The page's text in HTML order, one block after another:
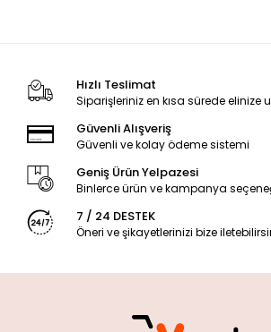
Hızlı Teslimat
Siparişleriniz en kısa sürede elinize
Güvenli Alışveriş
Güvenli ve kolay ödeme sistemi
Geniş Ürün Yelpazesi
Binlerce ürün ve kampanya
7 / 24 DESTEK
Öneri ve şikayetlerinizi bize